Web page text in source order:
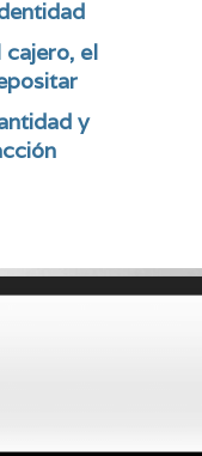
cajero, el
y